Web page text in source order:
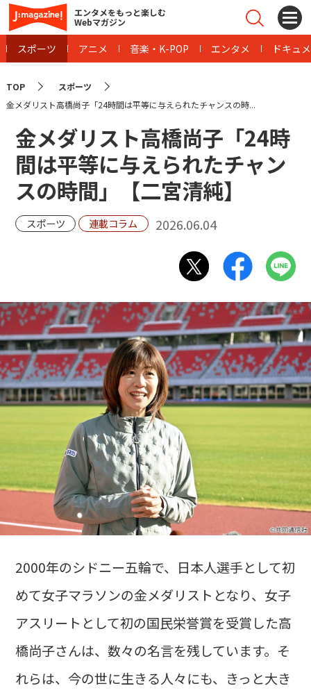
エンタメをもっと楽しむ
Webマガジン
スポーツ アニメ 音楽・K-POP エンタメ ドキュ
TOP
スポーツ
金メダリスト高橋尚子「24時間は平等に与えられたチャンスの時...
金メダリスト高橋尚子「24時
間は平等に与えられたチャン
スの時間」【二宮清純】
スポーツ 連載コラム 2026.06.04
2000年のシドニー五輪で、日本人選手として初
めて女子マラソンの金メダリストとなり、女子
アスリートとして初の国民栄誉賞を受賞した高
橋尚子さんは、数々の名言を残しています。そ
れらは、今の世に生きる人々にも、きっと大き